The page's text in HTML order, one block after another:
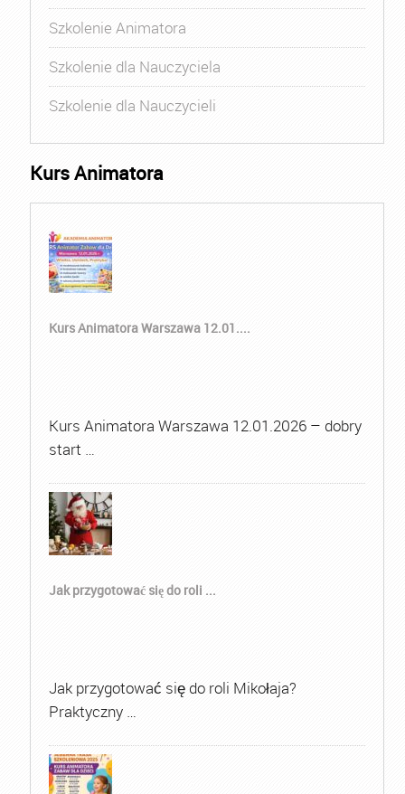
Szkolenie Animatora
Szkolenie dla Nauczyciela
Szkolenie dla Nauczycieli
Kurs Animatora
Kurs Animatora Warszawa 12.01....
Kurs Animatora Warszawa 12.01.2026 – dobry
start …
Jak przygotować się do roli ...
Jak przygotować się do roli Mikołaja?
Praktyczny …